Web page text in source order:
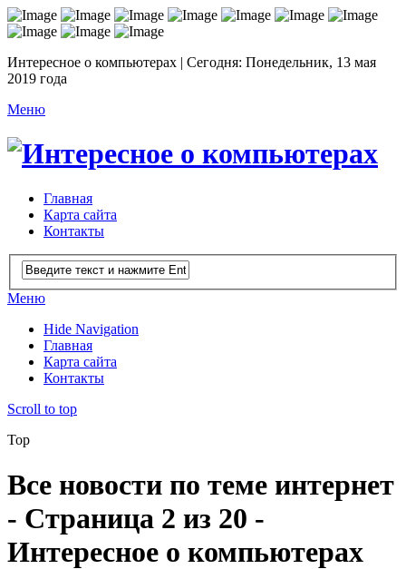
Интересное о компьютерах | Сегодня: Понедельник, 13 мая
2019 года
Меню
Главная
Карта сайта
Контакты
Меню
Hide Navigation
Главная
Карта сайта
Контакты
Scroll to top
Top
Все новости по теме интернет
- Страница 2 из 20 -
Интересное о компьютерах